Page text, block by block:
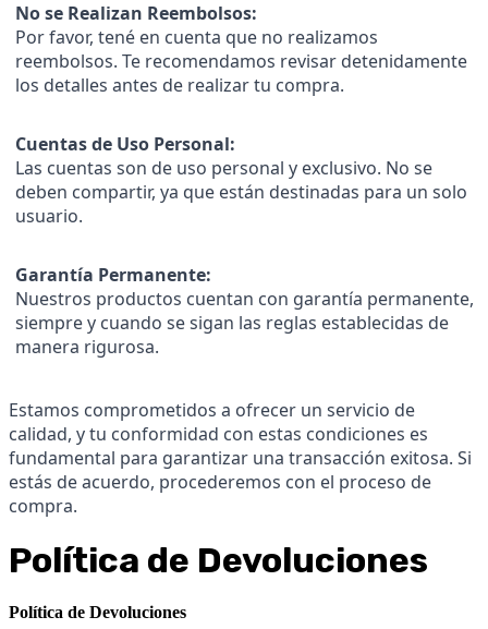
No se Realizan Reembolsos:
Por favor, tené en cuenta que no realizamos
reembolsos. Te recomendamos revisar detenidamente
los detalles antes de realizar tu compra.
Cuentas de Uso Personal:
Las cuentas son de uso personal y exclusivo. No se
deben compartir, ya que están destinadas para un solo
usuario.
Garantía Permanente:
Nuestros productos cuentan con garantía permanente,
siempre y cuando se sigan las reglas establecidas de
manera rigurosa.
Estamos comprometidos a ofrecer un servicio de
calidad, y tu conformidad con estas condiciones es
fundamental para garantizar una transacción exitosa. Si
estás de acuerdo, procederemos con el proceso de
compra.
Política de Devoluciones
Política de Devoluciones